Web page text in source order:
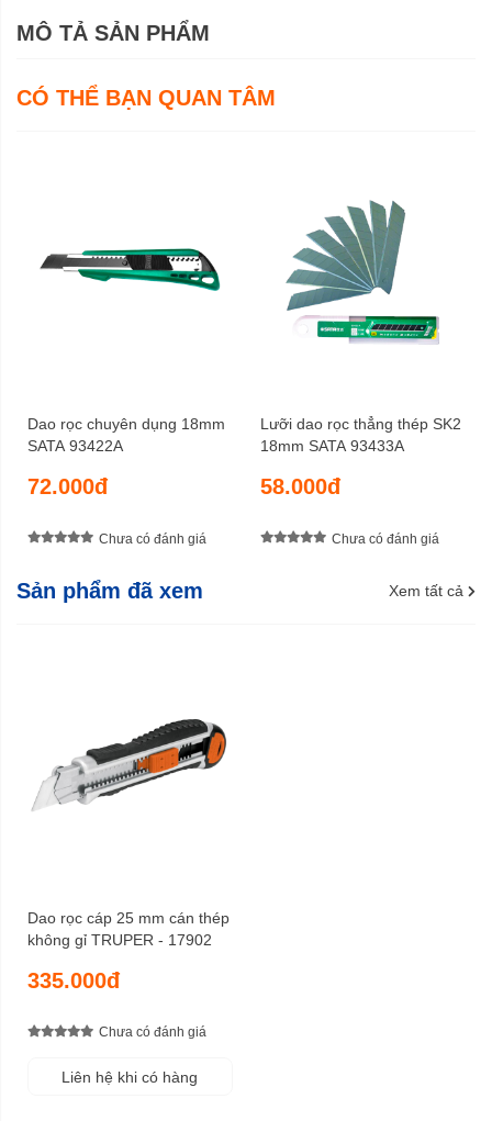
MÔ TẢ SẢN PHẨM
CÓ THỂ BẠN QUAN TÂM
Dao rọc chuyên dụng 18mm
SATA 93422A
72.000đ
Chưa có đánh giá
Lưỡi dao rọc thẳng thép SK2
18mm SATA 93433A
58.000đ
Chưa có đánh giá
Sản phẩm đã xem Xem tất cả
Dao rọc cáp 25 mm cán thép
không gỉ TRUPER - 17902
335.000đ
Chưa có đánh giá
Liên hệ khi có hàng